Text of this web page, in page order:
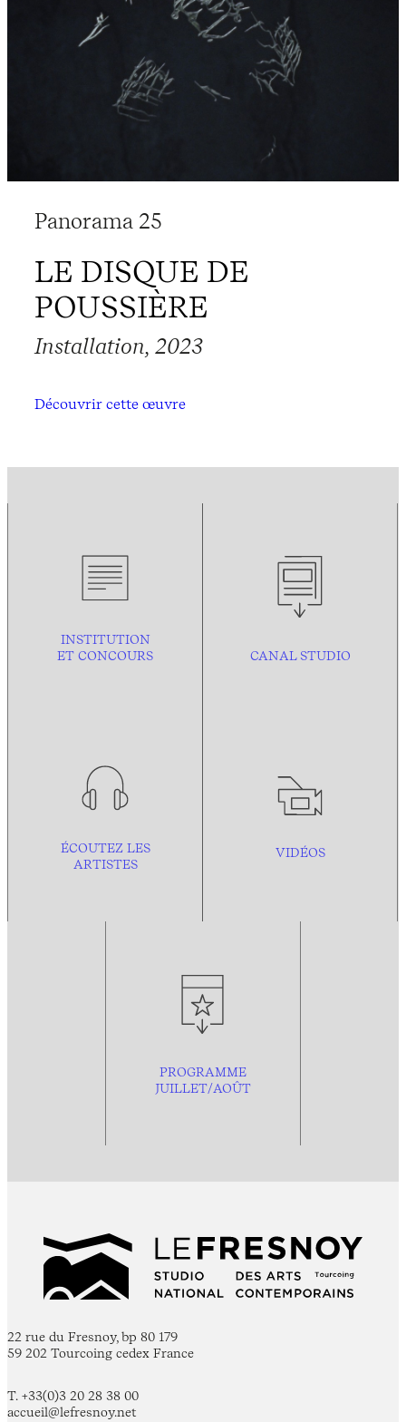
Panorama 25
LE DISQUE DE
POUSSIÈRE
Installation, 2023
Découvrir cette œuvre
INSTITUTION
ET CONCOURS
CANAL STUDIO
ÉCOUTEZ LES
ARTISTES
VIDÉOS
PROGRAMME
JUILLET/AOÛT
22 rue du Fresnoy, bp 80 179
59 202 Tourcoing cedex France
T. +33(0)3 20 28 38 00
accueil@lefresnoy.net